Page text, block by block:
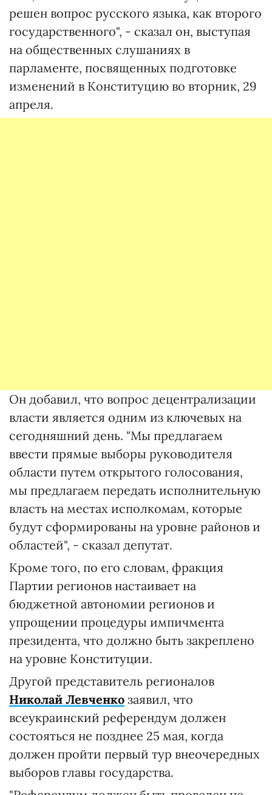
решен вопрос русского языка, как второго
государственного", - сказал он, выступая
на общественных слушаниях в
парламенте, посвященных подготовке
изменений в Конституцию во вторник, 29
апреля.
Он добавил, что вопрос децентрализации
власти является одним из ключевых на
сегодняшний день. "Мы предлагаем
ввести прямые выборы руководителя
области путем открытого голосования,
мы предлагаем передать исполнительную
власть на местах исполкомам, которые
будут сформированы на уровне районов и
областей", - сказал депутат.
Кроме того, по его словам, фракция
Партии регионов настаивает на
бюджетной автономии регионов и
упрощении процедуры импичмента
президента, что должно быть закреплено
на уровне Конституции.
Другой представитель регионалов
Николай Левченко заявил, что
всеукраинский референдум должен
состояться не позднее 25 мая, когда
должен пройти первый тур внеочередных
выборов главы государства.